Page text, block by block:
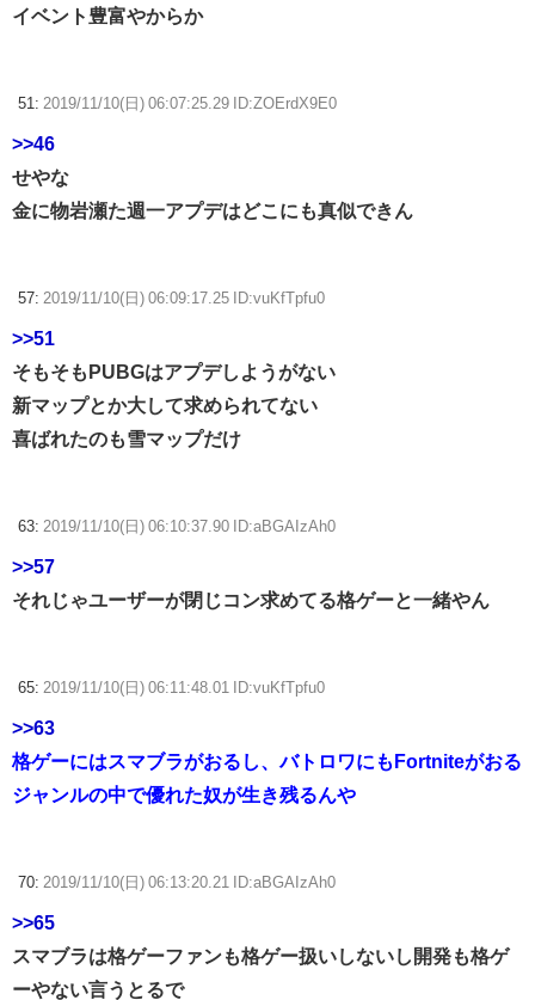
イベント豊富やからか
51: 2019/11/10(日) 06:07:25.29 ID:ZOErdX9E0
>>46
せやな
金に物岩瀬た週一アプデはどこにも真似できん
57: 2019/11/10(日) 06:09:17.25 ID:vuKfTpfu0
>>51
そもそもPUBGはアプデしようがない
新マップとか大して求められてない
喜ばれたのも雪マップだけ
63: 2019/11/10(日) 06:10:37.90 ID:aBGAIzAh0
>>57
それじゃユーザーが閉じコン求めてる格ゲーと一緒やん
65: 2019/11/10(日) 06:11:48.01 ID:vuKfTpfu0
>>63
格ゲーにはスマブラがおるし、バトロワにもFortniteがおる
ジャンルの中で優れた奴が生き残るんや
70: 2019/11/10(日) 06:13:20.21 ID:aBGAIzAh0
>>65
スマブラは格ゲーファンも格ゲー扱いしないし開発も格ゲ
ーやない言うとるで